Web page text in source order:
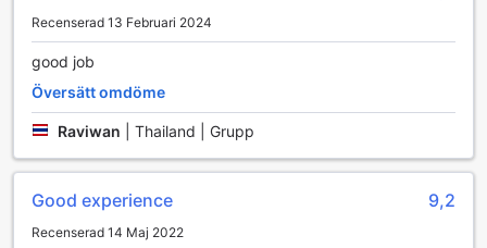
Recenserad 13 Februari 2024
good job
Översätt omdöme
Raviwan Thailand | Grupp
Good experience 9,2
Recenserad 14 Maj 2022